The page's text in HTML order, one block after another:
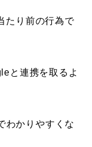
たり前の行為で
と連携を取るよ
わかりやすくな